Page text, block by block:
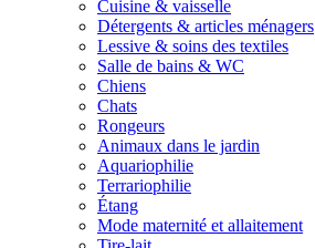
Cuisine & vaisselle
Détergents & articles ménagers
Lessive & soins des textiles
Salle de bains & WC
Chiens
Chats
Rongeurs
Animaux dans le jardin
Aquariophilie
Terrariophilie
Étang
Mode maternité et allaitement